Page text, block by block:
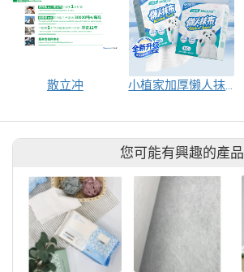
散立冲 小植家加厚懒人抹布家庭升级装
您可能有興趣的產品